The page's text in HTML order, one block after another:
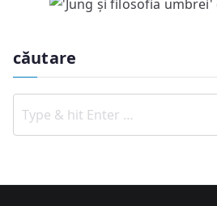
căutare